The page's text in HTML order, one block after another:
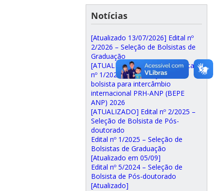
Notícias
[Atualizado 13/07/2026] Edital nº
2/2026 – Seleção de Bolsistas de
Graduação
[ATUALIZADO 29/05/2026] Edital
nº 1/2026 – Pré-seleção de
bolsista para intercâmbio
internacional PRH-ANP (BEPE
ANP) 2026
[ATUALIZADO] Edital nº 2/2025 –
Seleção de Bolsista de Pós-
doutorado
Edital nº 1/2025 – Seleção de
Bolsistas de Graduação
[Atualizado em 05/09]
Edital nº 5/2024 – Seleção de
Bolsista de Pós-doutorado
[Atualizado]